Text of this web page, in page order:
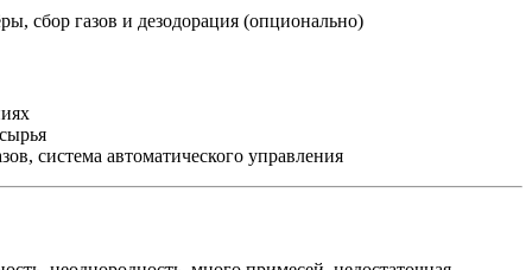
сбор газов и дезодорация (опционально)
система автоматического управления